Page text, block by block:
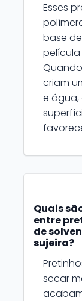
Esses
base
criam
e água,
Quais
entre
de
sujeira?
secar